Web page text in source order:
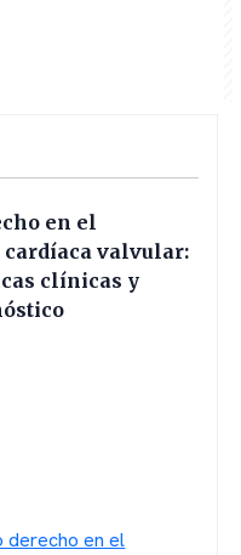
en el
valvular:
clínicas y
derecho en el